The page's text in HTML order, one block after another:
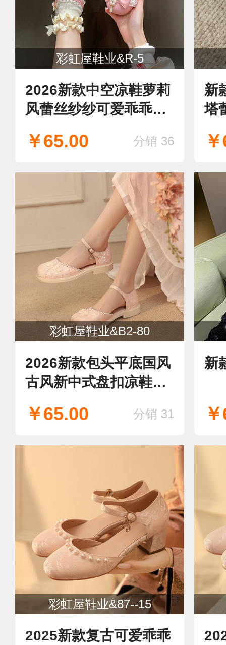
彩虹屋鞋业&R-5
2026新款中空凉鞋萝莉
风蕾丝纱纱可爱乖乖学
￥65.00 分销 36
新
塔
彩虹屋鞋业&B2-80
2026新款包头平底国风
古风新中式盘扣凉鞋中
￥65.00 分销 31
新
彩虹屋鞋业&87--15
2025新款复古可爱乖乖